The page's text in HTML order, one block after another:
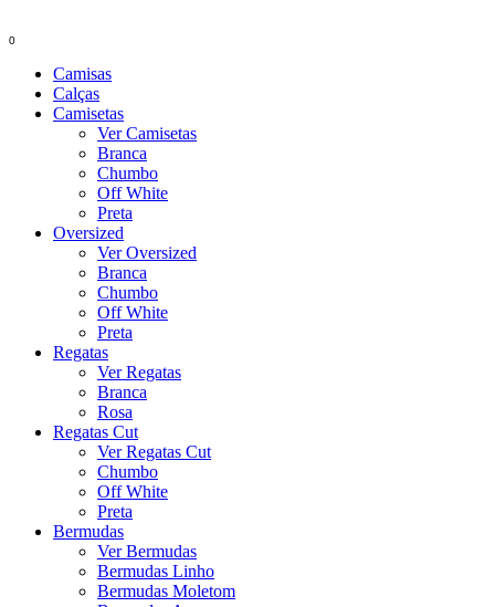
0
Camisas
Calças
Camisetas
Ver Camisetas
Branca
Chumbo
Off White
Preta
Oversized
Ver Oversized
Branca
Chumbo
Off White
Preta
Regatas
Ver Regatas
Branca
Rosa
Regatas Cut
Ver Regatas Cut
Chumbo
Off White
Preta
Bermudas
Ver Bermudas
Bermudas Linho
Bermudas Moletom